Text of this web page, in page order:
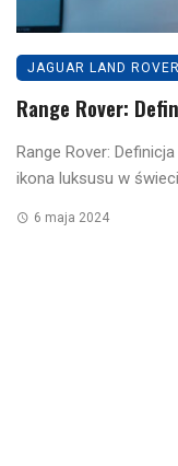
JAGUAR LAND ROVER
Range Rover:
Range Rover:
ikona luksusu w
6 maja 2024